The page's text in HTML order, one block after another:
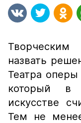
назвать
Театра
который в
искусстве
Тем не